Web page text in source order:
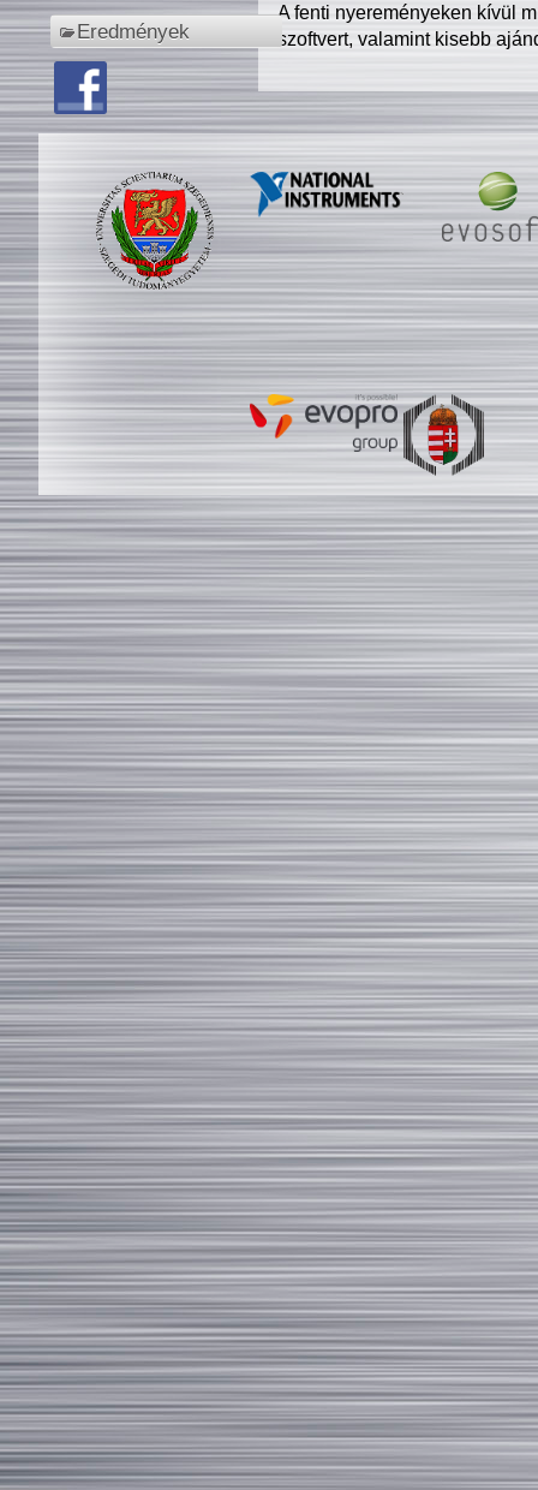
Eredmények
A fenti nyereményeken kívül
szoftvert, valamint kisebb